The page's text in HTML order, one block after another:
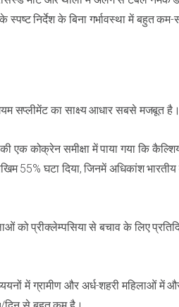
निर्देश के बिना गर्भावस्था में बहुत
सप्लीमेंट का साक्ष्य आधार सबसे मजबूत है।
एक कोक्रेन समीक्षा में पाया गया कि
55% घटा दिया, जिनमें अधिकांश
को प्रीक्लेम्पसिया से बचाव के लिए
में ग्रामीण और अर्ध-शहरी महिलाओं